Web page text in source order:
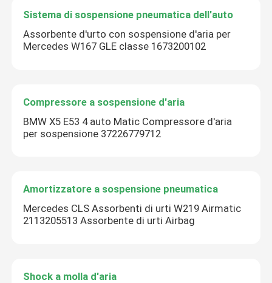
Sistema di sospensione pneumatica dell'auto
Assorbente d'urto con sospensione d'aria per
Mercedes W167 GLE classe 1673200102
Compressore a sospensione d'aria
BMW X5 E53 4 auto Matic Compressore d'aria
per sospensione 37226779712
Amortizzatore a sospensione pneumatica
Mercedes CLS Assorbenti di urti W219 Airmatic
2113205513 Assorbente di urti Airbag
Shock a molla d'aria